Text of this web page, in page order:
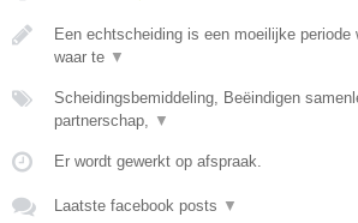
Een echtscheiding is een moeilijke
waar te ▼
Scheidingsbemiddeling, Beëindigen
partnerschap, ▼
Er wordt gewerkt op afspraak.
Laatste facebook posts ▼